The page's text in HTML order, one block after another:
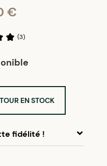
€
(3)
EN STOCK
fidélité !